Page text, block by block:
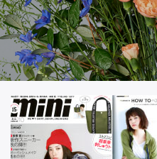
FOR